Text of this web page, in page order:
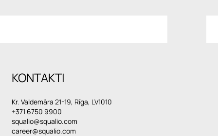
KONTAKTI
Kr. Valdemāra 21-19, Rīga, LV1010
+371 6750 9900
squalio@squalio.com
career@squalio.com